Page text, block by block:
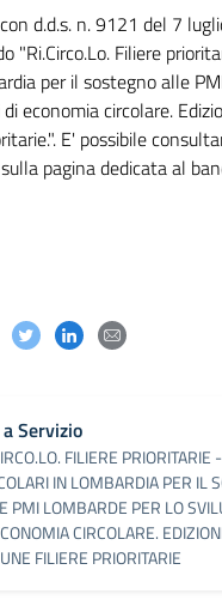
d.d.s. n. 9121 del 7
"Ri.Circo.Lo. Filiere
per il sostegno alle
economia circolare.
E' possibile
pagina dedicata al
Condividi questa pagina su
Condividi questa
Condividi questa
Condividi
Servizio
FILIERE PRIORITARIE
IN LOMBARDIA PER IL
PMI LOMBARDE PER LO
CIRCOLARE.
FILIERE PRIORITARIE